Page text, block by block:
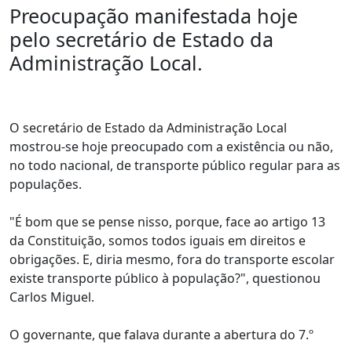
Preocupação manifestada hoje
pelo secretário de Estado da
Administração Local.
O secretário de Estado da Administração Local
mostrou-se hoje preocupado com a existência ou não,
no todo nacional, de transporte público regular para as
populações.
"É bom que se pense nisso, porque, face ao artigo 13
da Constituição, somos todos iguais em direitos e
obrigações. E, diria mesmo, fora do transporte escolar
existe transporte público à população?", questionou
Carlos Miguel.
O governante, que falava durante a abertura do 7.º